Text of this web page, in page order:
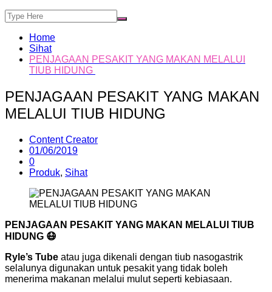
Home
Sihat
PENJAGAAN PESAKIT YANG MAKAN MELALUI
TIUB HIDUNG
PENJAGAAN PESAKIT YANG MAKAN
MELALUI TIUB HIDUNG
Content Creator
01/06/2019
0
Produk, Sihat
PENJAGAAN PESAKIT YANG MAKAN MELALUI TIUB
HIDUNG 😷
Ryle’s Tube atau juga dikenali dengan tiub nasogastrik
selalunya digunakan untuk pesakit yang tidak boleh
menerima makanan melalui mulut seperti kebiasaan.